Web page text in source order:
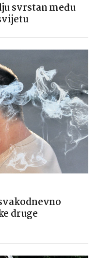
svrstan među
druge